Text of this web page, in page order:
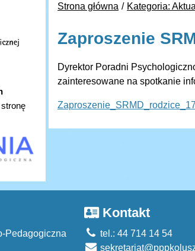
Strona główna Kategoria:
Zaproszenie
Dyrektor Poradni
zainteresowane na spotkanie
Pedagogiczna
Kontakt
tel.: 44 714 14 54